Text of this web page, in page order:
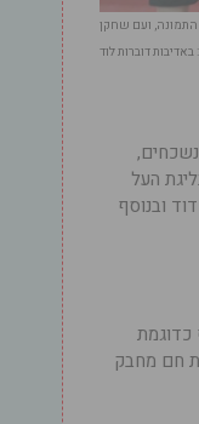
התמונה, ועם שחקן
דוברות לוד
העל
באשדוד ובנוסף
כדוגמת
חם מחבק